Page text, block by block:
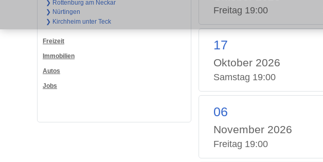
❯ Rottenburg am Neckar
❯ Nürtingen
❯ Kirchheim unter Teck
Freizeit
Immobilien
Autos
Jobs
Freitag 19:00
17
Oktober 2026
Samstag 19:00
06
November 2026
Freitag 19:00